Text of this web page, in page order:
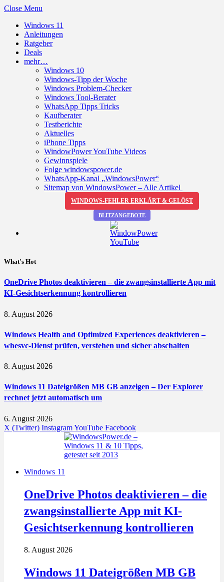
Close Menu
Windows 11
Anleitungen
Ratgeber
Deals
mehr…
Windows 10
Windows-Tipp der Woche
Windows Problem-Checker
Windows Tool-Berater
WhatsApp Tipps Tricks
Kaufberater
Testberichte
Aktuelles
iPhone Tipps
WindowPower YouTube Videos
Gewinnspiele
Folge windowspower.de
WhatsApp-Kanal „WindowsPower“
Sitemap von WindowsPower – Alle Artikel
WINDOWS-FEHLER ERKLÄRT & GELÖST
BLITZANGEBOTE
What's Hot
OneDrive Photos deaktivieren – die zwangsinstallierte App mit
KI-Gesichtserkennung kontrollieren
8. August 2026
Windows Health and Optimized Experiences deaktivieren –
whesvc-Dienst prüfen, verstehen und sicher abschalten
8. August 2026
Windows 11 Dateigrößen MB GB anzeigen – Der Explorer
rechnet jetzt automatisch um
6. August 2026
X (Twitter) InstagramYouTube Facebook
Windows 11
OneDrive Photos deaktivieren – die
zwangsinstallierte App mit KI-
Gesichtserkennung kontrollieren
8. August 2026
Windows 11 Dateigrößen MB GB